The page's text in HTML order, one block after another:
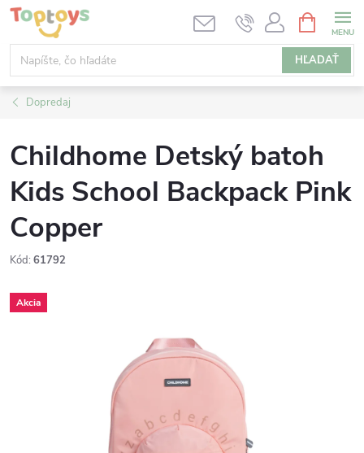
Prejsť
obsah
HĽADAŤ
KOŠÍK
Dopredaj
Childhome Detský batoh
Kids School Backpack Pink
Copper
Kód: 61792
Akcia